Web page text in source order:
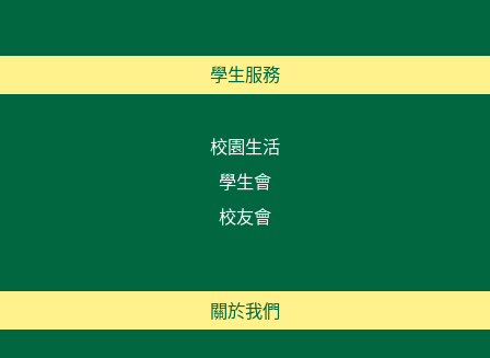
學生服務
校園生活
學生會
校友會
關於我們